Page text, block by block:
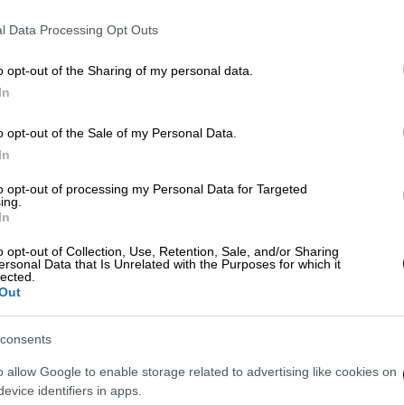
Data Processing Opt Outs
opt-out of the Sharing of my personal data.
opt-out of the Sale of my Personal Data.
opt-out of processing my Personal Data for Targeted
opt-out of Collection, Use, Retention, Sale, and/or Sharing
Data that Is Unrelated with the Purposes for which it
allow Google to enable storage related to advertising like cookies on
identifiers in apps.
εμπιστοσύνη αγορών και
οικονομίας, που αποτυπώνεται στην
των αρμοδίωνΟίκων, ο πρωθυπουργός
περισσότερους πόρους για το
Πολιτική και το Πράσινο Ταμείο
«πόρισμα Πισσαρίδη», προϊόν της
σχεδίου ανάπτυξης
θα εντοπίζει τους κύριους άξονες,
ανάπτυξη της οικονομίας, αλλά και
εν συγκρίσει με την έως τώρα
αυτής της εβδομάδος είναι η
να επικυρώσει -κατ' ουσίαν- την ομαλή
η κυβέρνηση της Νέας Δημοκρατίας.